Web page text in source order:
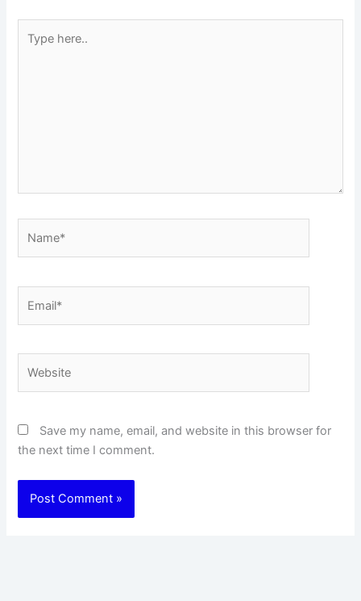
here..
Save my name, email, and website in this browser for
the next time I comment.